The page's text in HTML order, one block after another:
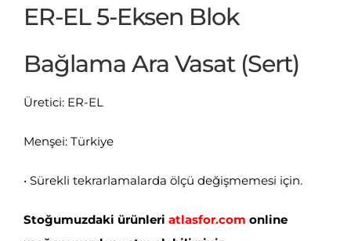
ER-EL 5-Eksen Blok
Bağlama Ara Vasat (Sert)
Üretici: ER-EL
Menşei: Türkiye
• Sürekli tekrarlamalarda ölçü değişmemesi için.
Stoğumuzdaki ürünleri atlasfor.com online